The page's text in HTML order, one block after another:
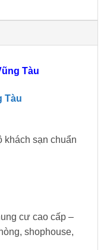
Tàu
Tàu
khách sạn chuẩn
cư cao cấp –
shophouse,